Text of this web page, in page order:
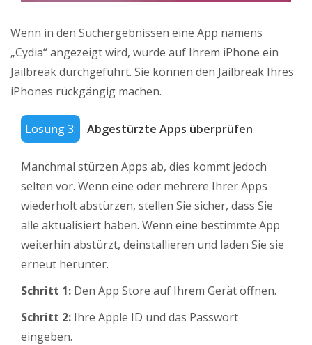
Wenn in den Suchergebnissen eine App namens
„Cydia“ angezeigt wird, wurde auf Ihrem iPhone ein
Jailbreak durchgeführt. Sie können den Jailbreak Ihres
iPhones rückgängig machen.
Lösung 3: Abgestürzte Apps überprüfen
Manchmal stürzen Apps ab, dies kommt jedoch
selten vor. Wenn eine oder mehrere Ihrer Apps
wiederholt abstürzen, stellen Sie sicher, dass Sie
alle aktualisiert haben. Wenn eine bestimmte App
weiterhin abstürzt, deinstallieren und laden Sie sie
erneut herunter.
Schritt 1: Den App Store auf Ihrem Gerät öffnen.
Schritt 2: Ihre Apple ID und das Passwort
eingeben.